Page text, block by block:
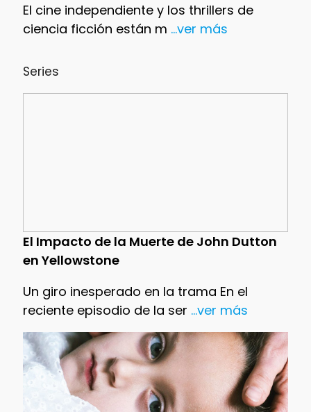
El cine independiente y los thrillers de
ciencia ficción están m ...ver más
Series
El Impacto de la Muerte de John Dutton
en Yellowstone
Un giro inesperado en la trama En el
reciente episodio de la ser ...ver más